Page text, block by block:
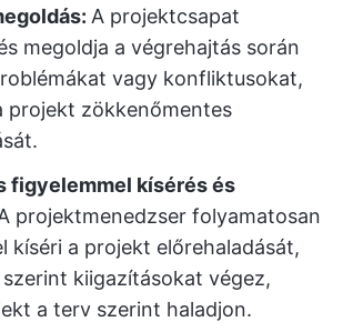
A projektcsapat
megoldja a végrehajtás során
vagy konfliktusokat,
projekt zökkenőmentes
figyelemmel kísérés és
projektmenedzser folyamatosan
kíséri a projekt előrehaladását,
szerint kiigazításokat végez,
a terv szerint haladjon.